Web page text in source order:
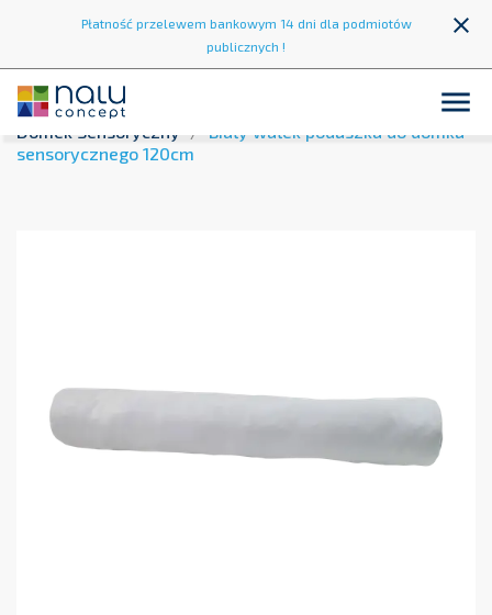
Płatność przelewem bankowym 14 dni dla podmiotów
publicznych !
close

Strona główna
Biały
Domek Sensoryczny
Biały wałek poduszka do domku
sensorycznego 120cm